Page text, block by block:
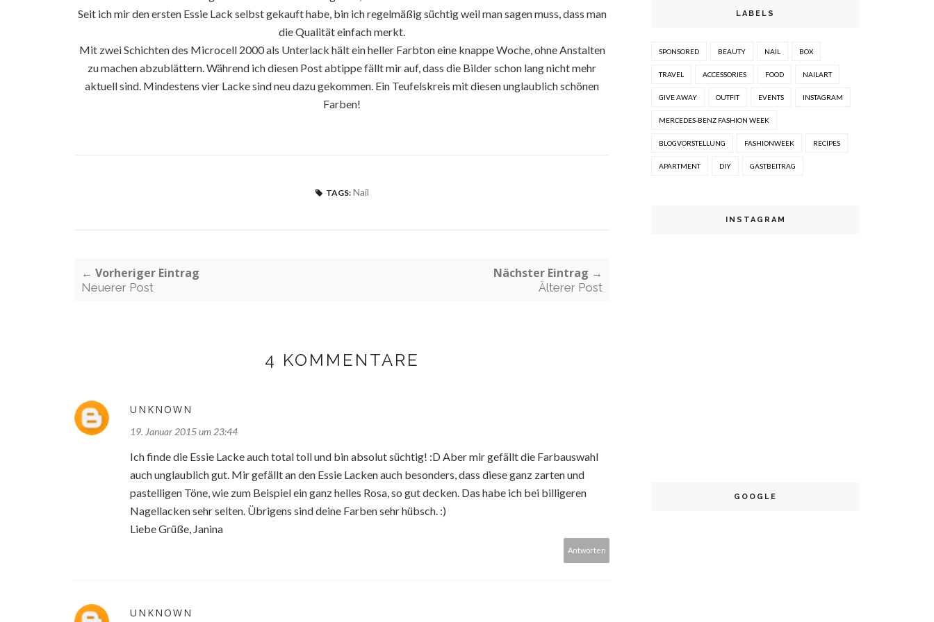
Seit ich mir den ersten Essie Lack selbst gekauft habe, bin ich regelmäßig süchtig weil man sagen muss, dass man
die Qualität einfach merkt.
Mit zwei Schichten des Microcell 2000 als Unterlack hält ein heller Farbton eine knappe Woche, ohne Anstalten
zu machen abzublättern. Während ich diesen Post abtippe fällt mir auf, dass die Bilder schon lang nicht mehr
aktuell sind. Mindestens vier Lacke sind neu dazu gekommen. Ein Teufelskreis mit diesen unglaublich schönen
Farben!
TAGS: Nail
← Vorheriger Eintrag
Neuerer Post
Nächster Eintrag →
Älterer Post
4 KOMMENTARE
UNKNOWN
19. Januar 2015 um 23:44
Ich finde die Essie Lacke auch total toll und bin absolut süchtig! :D Aber mir gefällt die Farbauswahl
auch unglaublich gut. Mir gefällt an den Essie Lacken auch besonders, dass diese ganz zarten und
pastelligen Töne, wie zum Beispiel ein ganz helles Rosa, so gut decken. Das habe ich bei billigeren
Nagellacken sehr selten. Übrigens sind deine Farben sehr hübsch. :)
Liebe Grüße, Janina
Antworten
UNKNOWN
LABELS
SPONSORED BEAUTY NAIL BOX
TRAVEL ACCESSORIES FOOD NAILART
GIVE AWAY OUTFIT EVENTS INSTAGRAM
MERCEDES-BENZ FASHION WEEK
BLOGVORSTELLUNG FASHIONWEEK RECIPES
APARTMENT DIY GASTBEITRAG
INSTAGRAM
GOOGLE